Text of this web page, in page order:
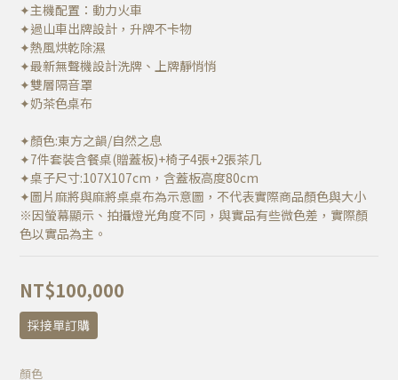
✦主機配置：動力火車
✦過山車出牌設計，升牌不卡物
✦熱風烘乾除濕
✦最新無聲機設計洗牌、上牌靜悄悄
✦雙層隔音罩
✦奶茶色桌布
✦顏色:東方之韻/自然之息
✦7件套裝含餐桌(贈蓋板)+椅子4張+2張茶几
✦桌子尺寸:107X107cm，含蓋板高度80cm
✦圖片麻將與麻將桌桌布為示意圖，不代表實際商品顏色與大小
※因螢幕顯示、拍攝燈光角度不同，與實品有些微色差，實際顏
色以實品為主。
NT$100,000
採接單訂購
顏色